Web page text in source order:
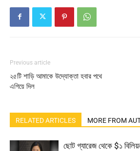
Previous article
২৫টি শাড়ি আমাকে উদ্যোক্তা হবার পথে
এগিয়ে দিল
RELATED ARTICLES MORE FROM
ছোট গ্যারেজ থেকে $১